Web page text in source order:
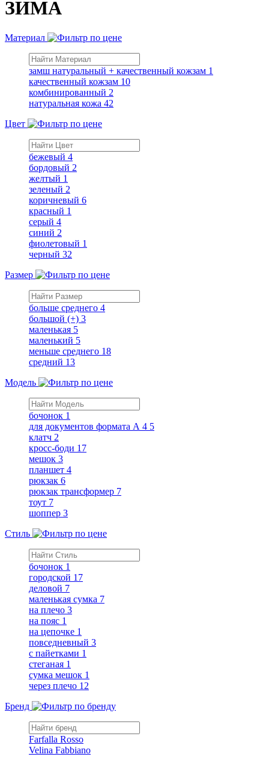
ЗИМА
Материал
замш натуральный + качественный кожзам 1
качественный кожзам 10
комбинированный 2
натуральная кожа 42
Цвет
бежевый 4
бордовый 2
желтый 1
зеленый 2
коричневый 6
красный 1
серый 4
синий 2
фиолетовый 1
черный 32
Размер
больше среднего 4
большой (+) 3
маленькая 5
маленький 5
меньше среднего 18
средний 13
Модель
бочонок 1
для документов формата А 4 5
клатч 2
кросс-боди 17
мешок 3
планшет 4
рюкзак 6
рюкзак трансформер 7
тоут 7
шоппер 3
Стиль
бочонок 1
городской 17
деловой 7
маленькая сумка 7
на плечо 3
на пояс 1
на цепочке 1
повседневный 3
с пайетками 1
стеганая 1
сумка мешок 1
через плечо 12
Бренд
Farfalla Rosso
Velina Fabbiano